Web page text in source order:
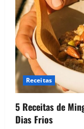
Receitas
5 Receitas de
Dias Frios